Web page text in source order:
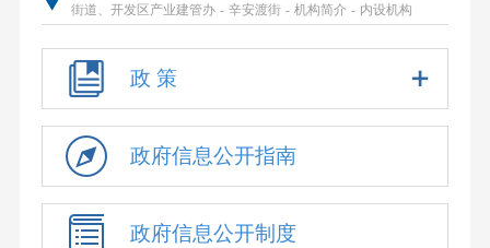
街道、开发区产业建管办 - 辛安渡街 - 机构简介 - 内设机构
政 策
政府信息公开指南
政府信息公开制度